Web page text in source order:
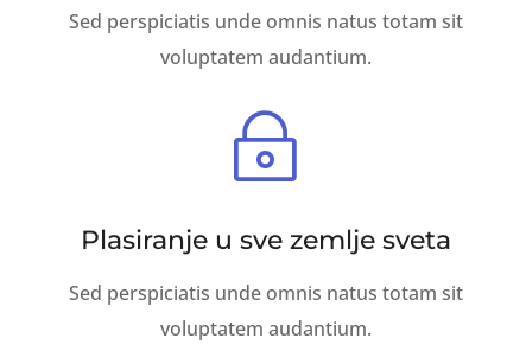
Sed perspiciatis unde omnis natus totam sit
voluptatem audantium.
~
Plasiranje u sve zemlje sveta
Sed perspiciatis unde omnis natus totam sit
voluptatem audantium.